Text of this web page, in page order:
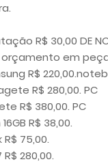
R$ 30,00 DE
em
R$
R$ 280,00. PC
R$ 380,00. PC
R$ 38,00.
75,00.
280,00.